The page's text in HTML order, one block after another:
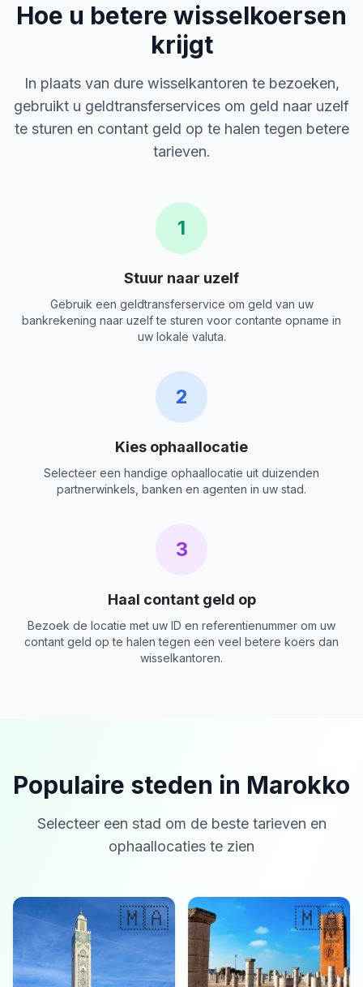
Hoe u betere wisselkoersen
krijgt
In plaats van dure wisselkantoren te bezoeken,
gebruikt u geldtransferservices om geld naar uzelf
te sturen en contant geld op te halen tegen betere
tarieven.
1
Stuur naar uzelf
Gebruik een geldtransferservice om geld van uw
bankrekening naar uzelf te sturen voor contante opname in
uw lokale valuta.
2
Kies ophaallocatie
Selecteer een handige ophaallocatie uit duizenden
partnerwinkels, banken en agenten in uw stad.
3
Haal contant geld op
Bezoek de locatie met uw ID en referentienummer om uw
contant geld op te halen tegen een veel betere koers dan
wisselkantoren.
Populaire steden in Marokko
Selecteer een stad om de beste tarieven en
ophaallocaties te zien
🇲🇦 🇲🇦